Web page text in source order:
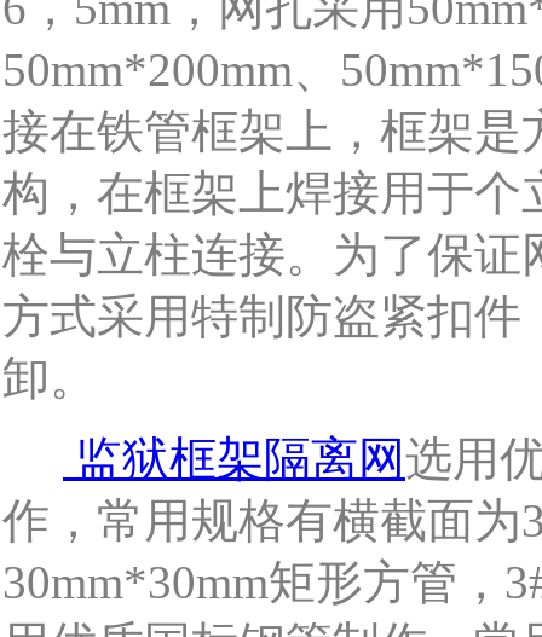
50mm*200mm、
接在铁管框架上，框架
构，在框架上焊接用于
栓与立柱连接。为了保
方式采用特制防盗紧扣
卸。
监狱框架隔离网选用
作，常用规格有横截面为
30mm*30mm矩形方管，